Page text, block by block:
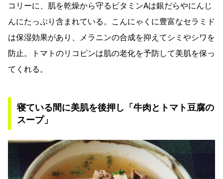
コリーに、肌を乾燥から守るビタミンAは銀だらやにんじ
んにたっぷり含まれている。こんにゃくに豊富なセラミド
は保湿効果があり、メラニンの合成を抑えてシミやシワを
防止。トマトのリコピンは肌の老化を予防して美肌を保っ
てくれる。
寝ている間に美肌を後押し「牛肉とトマト豆腐の
スープ」